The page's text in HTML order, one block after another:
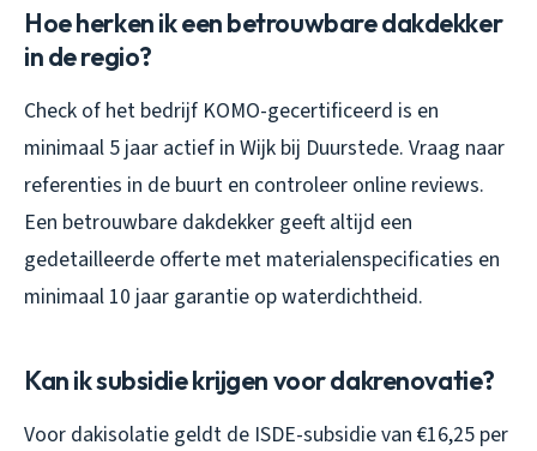
Hoe herken ik een betrouwbare dakdekker
in de regio?
Check of het bedrijf KOMO-gecertificeerd is en
minimaal 5 jaar actief in Wijk bij Duurstede. Vraag naar
referenties in de buurt en controleer online reviews.
Een betrouwbare dakdekker geeft altijd een
gedetailleerde offerte met materialenspecificaties en
minimaal 10 jaar garantie op waterdichtheid.
Kan ik subsidie krijgen voor dakrenovatie?
Voor dakisolatie geldt de ISDE-subsidie van €16,25 per